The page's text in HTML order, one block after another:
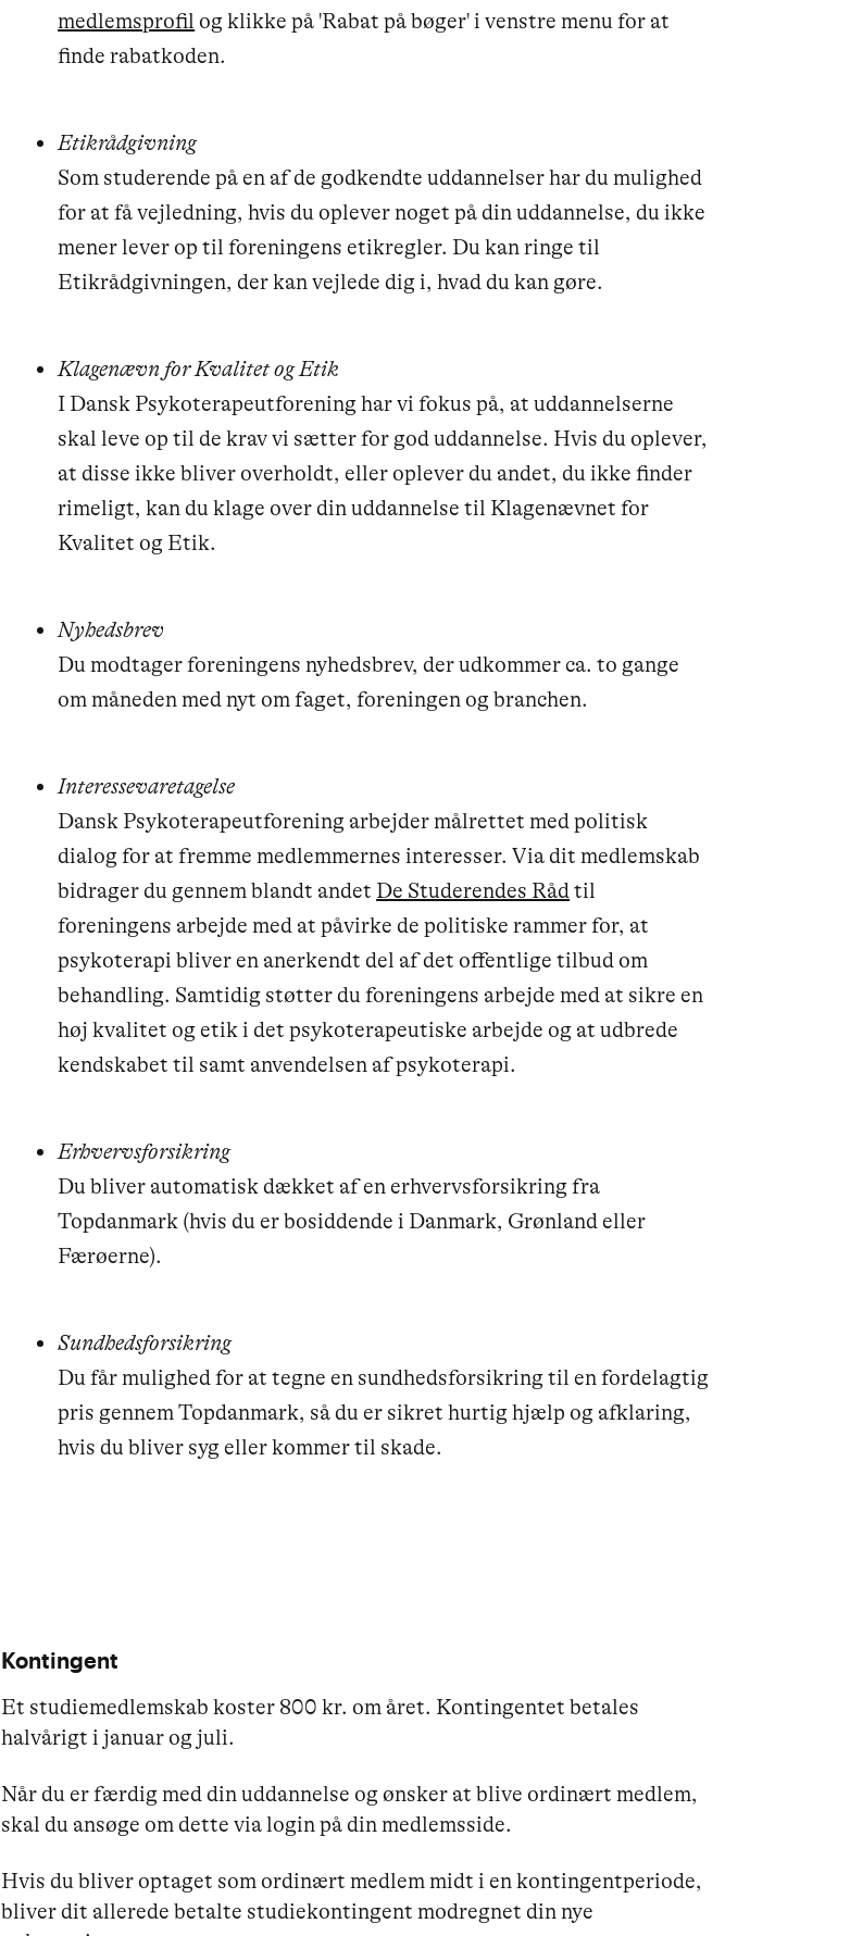
medlemsprofil og klikke på 'Rabat på bøger' i venstre menu for at
finde rabatkoden.
Etikrådgivning
Som studerende på en af de godkendte uddannelser har du mulighed
for at få vejledning, hvis du oplever noget på din uddannelse, du ikke
mener lever op til foreningens etikregler. Du kan ringe til
Etikrådgivningen, der kan vejlede dig i, hvad du kan gøre.
Klagenævn for Kvalitet og Etik
I Dansk Psykoterapeutforening har vi fokus på, at uddannelserne
skal leve op til de krav vi sætter for god uddannelse. Hvis du oplever,
at disse ikke bliver overholdt, eller oplever du andet, du ikke finder
rimeligt, kan du klage over din uddannelse til Klagenævnet for
Kvalitet og Etik.
Nyhedsbrev
Du modtager foreningens nyhedsbrev, der udkommer ca. to gange
om måneden med nyt om faget, foreningen og branchen.
Interessevaretagelse
Dansk Psykoterapeutforening arbejder målrettet med politisk
dialog for at fremme medlemmernes interesser. Via dit medlemskab
bidrager du gennem blandt andet De Studerendes Rådtil
foreningens arbejde med at påvirke de politiske rammer for, at
psykoterapi bliver en anerkendt del af det offentlige tilbud om
behandling. Samtidig støtter du foreningens arbejde med at sikre en
høj kvalitet og etik i det psykoterapeutiske arbejde og at udbrede
kendskabet til samt anvendelsen af psykoterapi.
Erhvervsforsikring
Du bliver automatisk dækket af en erhvervsforsikring fra
Topdanmark (hvis du er bosiddende i Danmark, Grønland eller
Færøerne).
Sundhedsforsikring
Du får mulighed for at tegne en sundhedsforsikring til en fordelagtig
pris gennem Topdanmark, så du er sikret hurtig hjælp og afklaring,
hvis du bliver syg eller kommer til skade.
Kontingent
Et studiemedlemskab koster 800 kr. om året. Kontingentet betales
halvårigt i januar og juli.
Når du er færdig med din uddannelse og ønsker at blive ordinært medlem,
skal du ansøge om dette via login på din medlemsside.
Hvis du bliver optaget som ordinært medlem midt i en kontingentperiode,
bliver dit allerede betalte studiekontingent modregnet din nye